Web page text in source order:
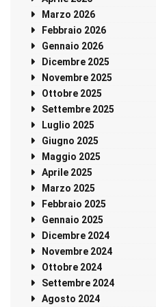
Marzo 2026
Febbraio 2026
Gennaio 2026
Dicembre 2025
Novembre 2025
Ottobre 2025
Settembre 2025
Luglio 2025
Giugno 2025
Maggio 2025
Aprile 2025
Marzo 2025
Febbraio 2025
Gennaio 2025
Dicembre 2024
Novembre 2024
Ottobre 2024
Settembre 2024
Agosto 2024